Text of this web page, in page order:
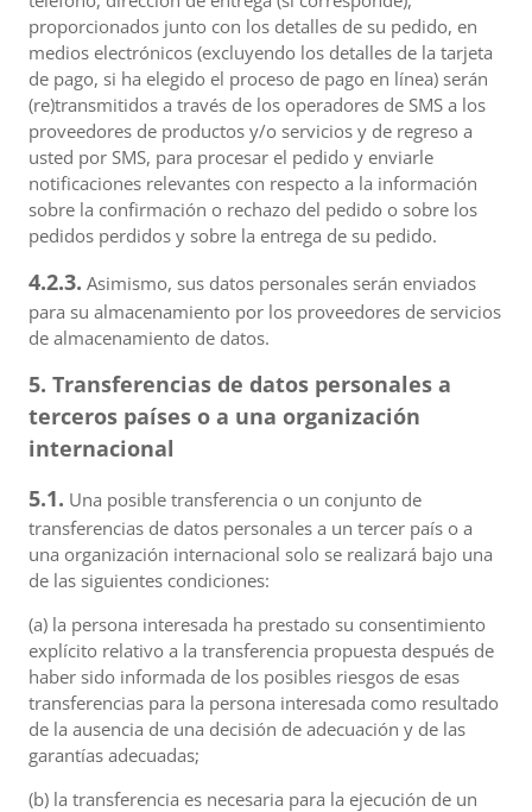
proporcionados junto con los detalles de su pedido, en
medios electrónicos (excluyendo los detalles de la tarjeta
de pago, si ha elegido el proceso de pago en línea) serán
(re)transmitidos a través de los operadores de SMS a los
proveedores de productos y/o servicios y de regreso a
usted por SMS, para procesar el pedido y enviarle
notificaciones relevantes con respecto a la información
sobre la confirmación o rechazo del pedido o sobre los
pedidos perdidos y sobre la entrega de su pedido.
4.2.3. Asimismo, sus datos personales serán enviados
para su almacenamiento por los proveedores de servicios
de almacenamiento de datos.
5. Transferencias de datos personales a
terceros países o a una organización
internacional
5.1. Una posible transferencia o un conjunto de
transferencias de datos personales a un tercer país o a
una organización internacional solo se realizará bajo una
de las siguientes condiciones:
(a) la persona interesada ha prestado su consentimiento
explícito relativo a la transferencia propuesta después de
haber sido informada de los posibles riesgos de esas
transferencias para la persona interesada como resultado
de la ausencia de una decisión de adecuación y de las
garantías adecuadas;
(b) la transferencia es necesaria para la ejecución de un